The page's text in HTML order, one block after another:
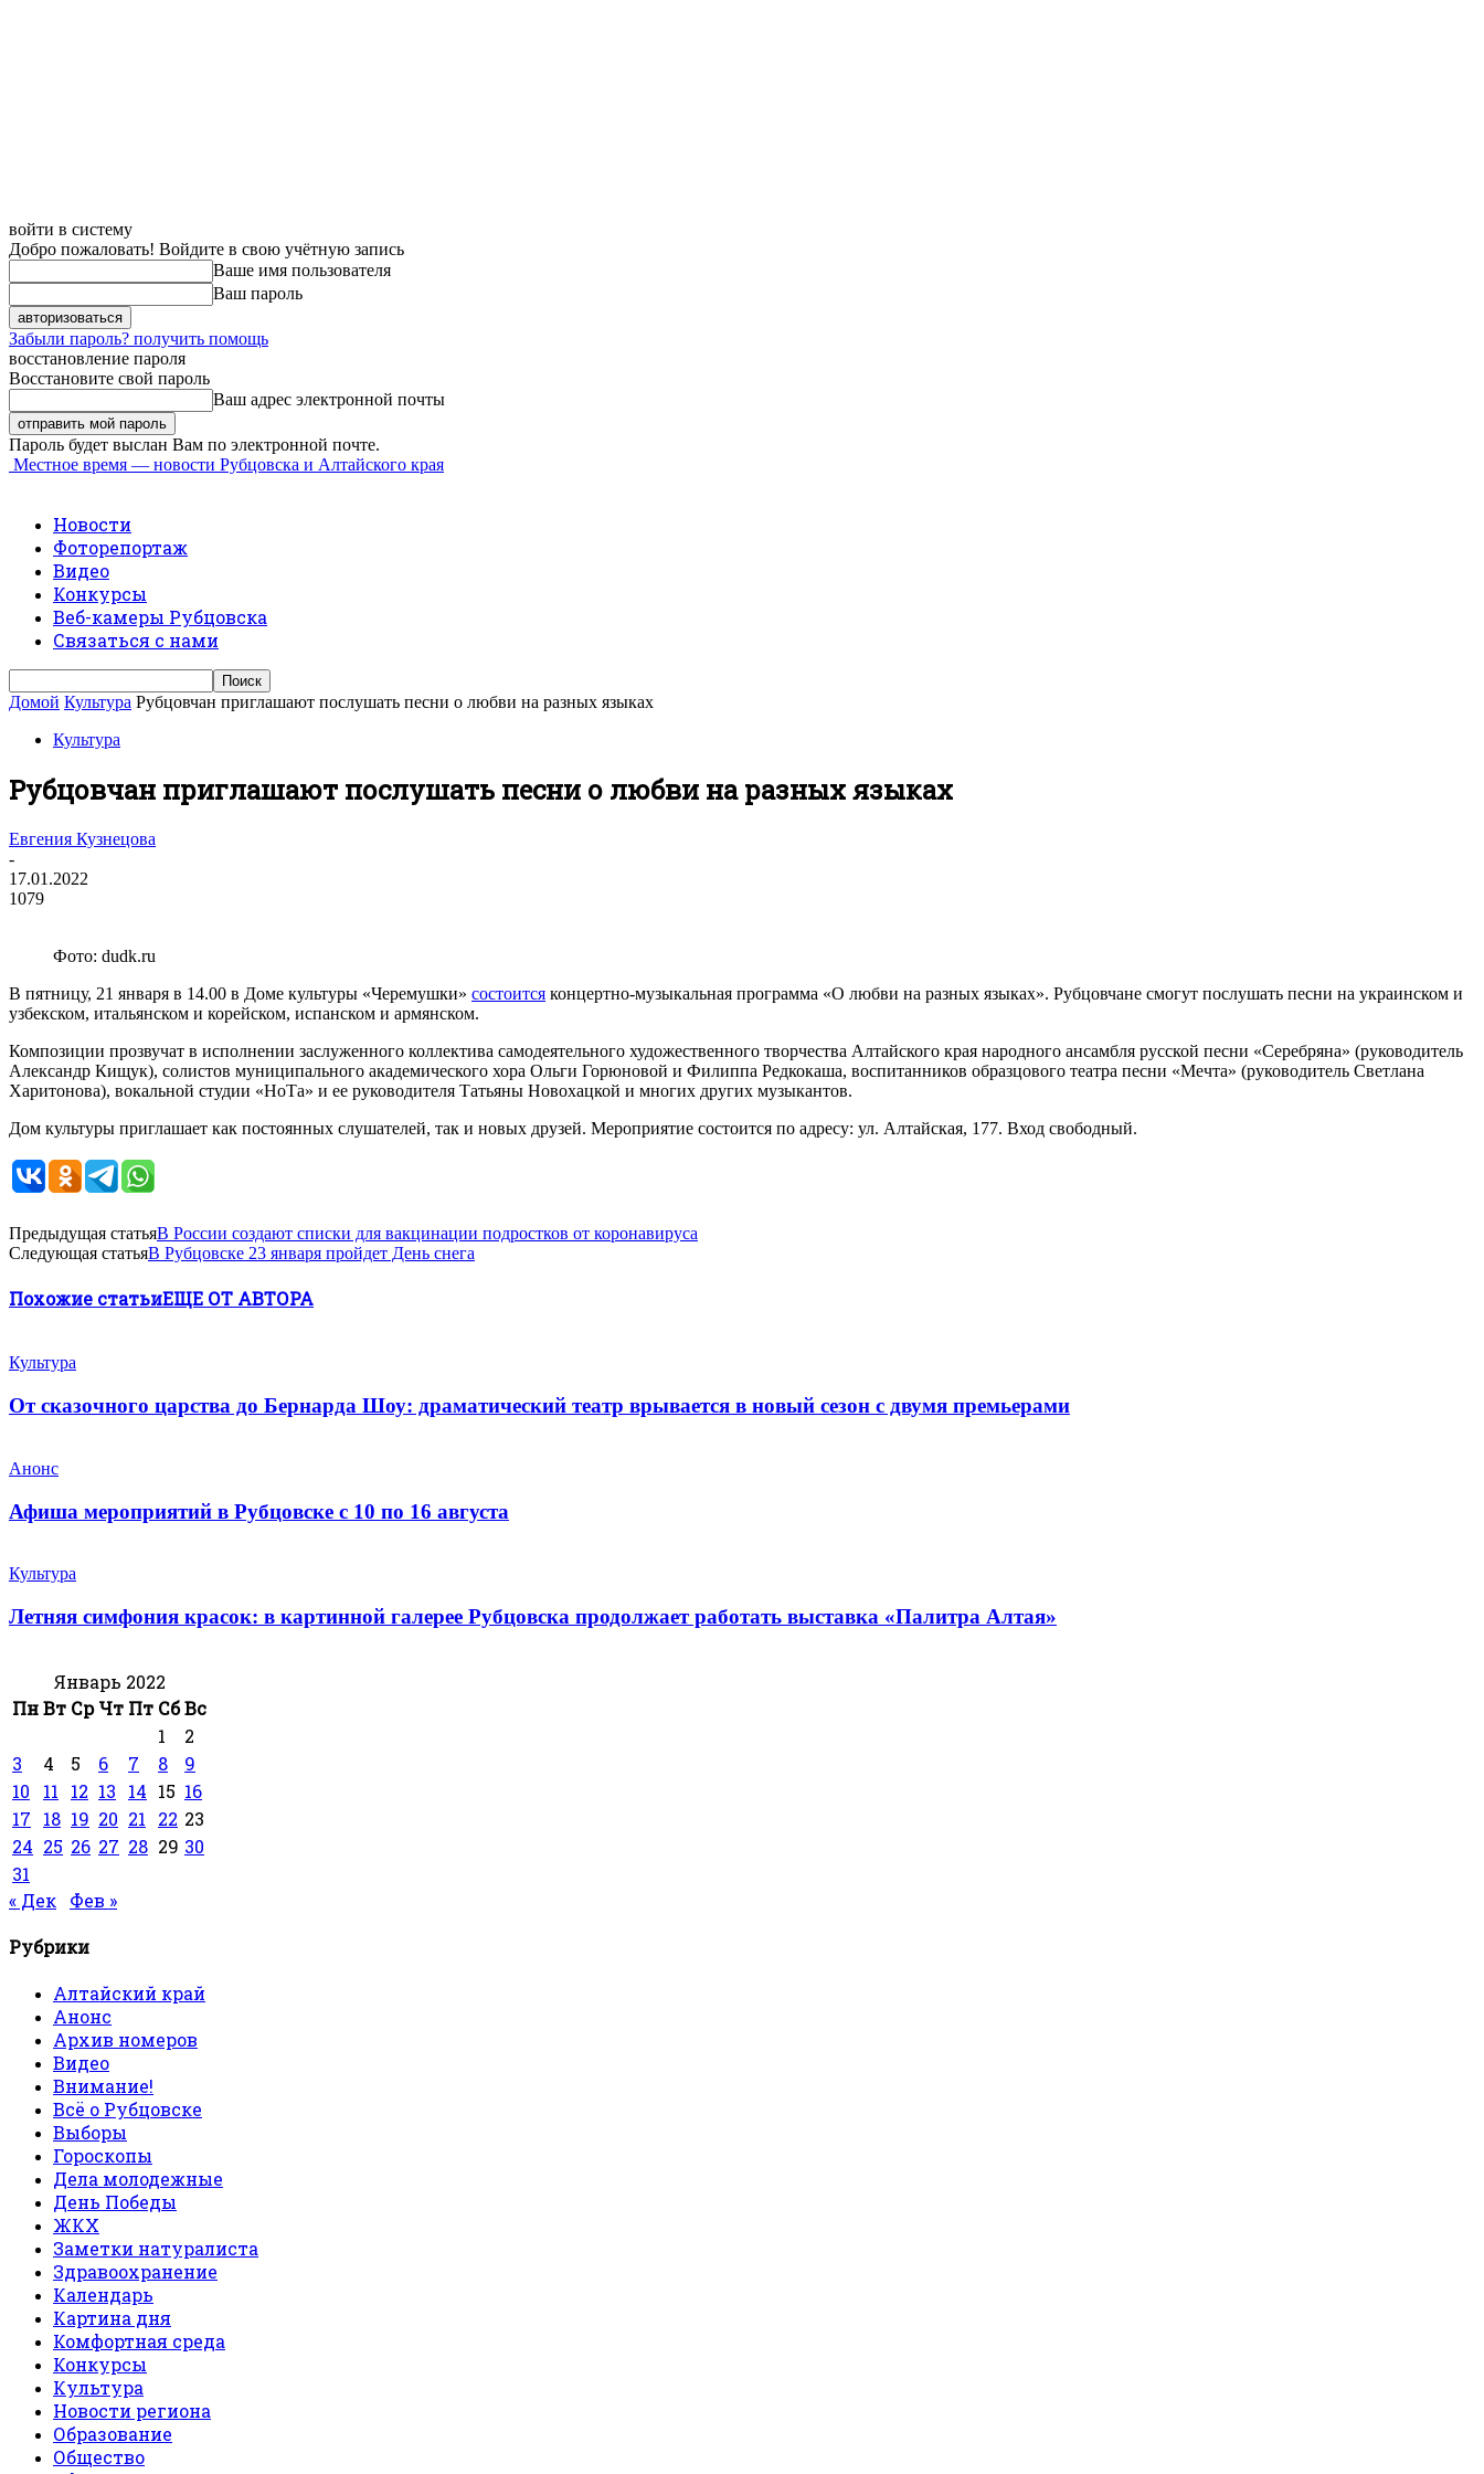
войти в систему
Добро пожаловать! Войдите в свою учётную запись
Ваше имя пользователя
Ваш пароль
Забыли пароль? получить помощь
восстановление пароля
Восстановите свой пароль
Ваш адрес электронной почты
Пароль будет выслан Вам по электронной почте.
Местное время — новости Рубцовска и Алтайского края
Новости
Фоторепортаж
Видео
Конкурсы
Веб-камеры Рубцовска
Связаться с нами
Домой Культура Рубцовчан приглашают послушать песни о любви на разных языках
Культура
Рубцовчан приглашают послушать песни о любви на разных языках
Евгения Кузнецова
-
17.01.2022
1079
Фото: dudk.ru
В пятницу, 21 января в 14.00 в Доме культуры «Черемушки» состоится концертно-музыкальная программа «О любви на разных языках». Рубцовчане смогут послушать песни на украинском и
узбекском, итальянском и корейском, испанском и армянском.
Композиции прозвучат в исполнении заслуженного коллектива самодеятельного художественного творчества Алтайского края народного ансамбля русской песни «Серебряна» (руководитель
Александр Кищук), солистов муниципального академического хора Ольги Горюновой и Филиппа Редкокаша, воспитанников образцового театра песни «Мечта» (руководитель Светлана
Харитонова), вокальной студии «НоТа» и ее руководителя Татьяны Новохацкой и многих других музыкантов.
Дом культуры приглашает как постоянных слушателей, так и новых друзей. Мероприятие состоится по адресу: ул. Алтайская, 177. Вход свободный.
Предыдущая статьяВ России создают списки для вакцинации подростков от коронавируса
Следующая статьяВ Рубцовске 23 января пройдет День снега
Похожие статьиЕЩЕ ОТ АВТОРА
Культура
От сказочного царства до Бернарда Шоу: драматический театр врывается в новый сезон с двумя премьерами
Анонс
Афиша мероприятий в Рубцовске с 10 по 16 августа
Культура
Летняя симфония красок: в картинной галерее Рубцовска продолжает работать выставка «Палитра Алтая»
Январь 2022
ПнВт Ср Чт Пт СбВс
1
2
3
4 5 6 7 8
9
10
11 12 13 14 15 16
17
18 19 20 21 22 23
24 25 26 27 28 29 30
31
« Дек
Фев »
Рубрики
Алтайский край
Анонс
Архив номеров
Видео
Внимание!
Всё о Рубцовске
Выборы
Гороскопы
Дела молодежные
День Победы
ЖКХ
Заметки натуралиста
Здравоохранение
Календарь
Картина дня
Комфортная среда
Конкурсы
Культура
Новости региона
Образование
Общество